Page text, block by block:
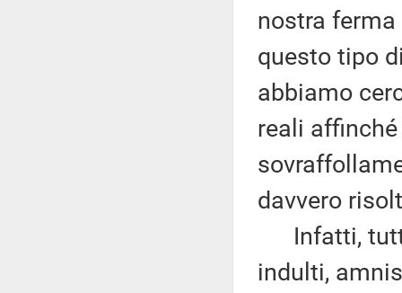
nostra
questo tipo
abbiamo
reali
davvero
Infatti, tutti
indulti,